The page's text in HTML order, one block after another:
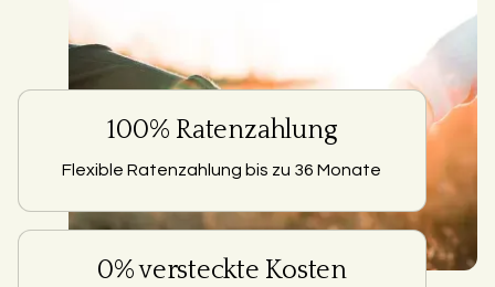
100% Ratenzahlung
Flexible Ratenzahlung bis zu 36 Monate
0% versteckte Kosten